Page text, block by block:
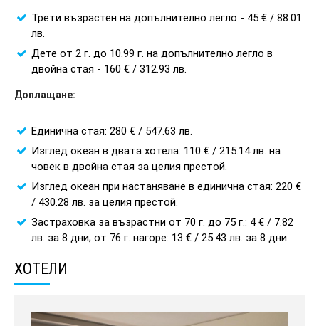
Трети възрастен на допълнително легло - 45 € / 88.01
лв.
Дете от 2 г. до 10.99 г. на допълнително легло в
двойна стая - 160 € / 312.93 лв.
Доплащане:
Единична стая: 280 € / 547.63 лв.
Изглед океан в двата хотела: 110 € / 215.14 лв. на
човек в двойна стая за целия престой.
Изглед океан при настаняване в единична стая: 220 €
/ 430.28 лв. за целия престой.
Застраховка за възрастни от 70 г. до 75 г.: 4 € / 7.82
лв. за 8 дни; от 76 г. нагоре: 13 € / 25.43 лв. за 8 дни.
ХОТЕЛИ